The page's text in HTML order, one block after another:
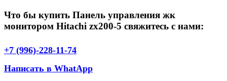
Что бы купить Панель управления жк
монитором Hitachi zx200-5 свяжитесь с нами:
+7 (996)-228-11-74
Написать в WhatApp